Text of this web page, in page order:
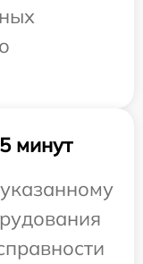
минут